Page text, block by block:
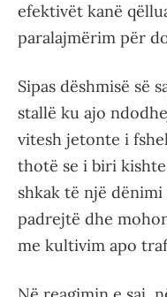
efektivët kanë
paralajmërim për
Sipas dëshmisë së
stallë ku ajo
vitesh jetonte i
thotë se i biri
shkak të një
padrejtë dhe
me kultivim apo